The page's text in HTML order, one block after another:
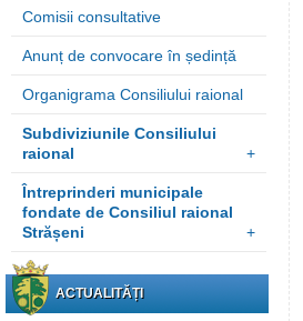
Comisii consultative
Anunț de convocare în ședință
Organigrama Consiliului raional
Subdiviziunile Consiliului
raional
+
Întreprinderi municipale
fondate de Consiliul raional
Strășeni
+
ACTUALITĂȚI